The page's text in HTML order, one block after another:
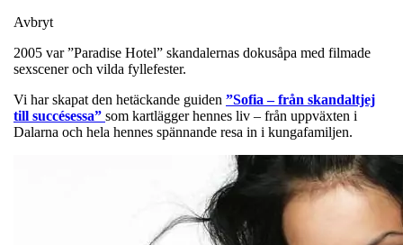
Avbryt
2005 var ”Paradise Hotel” skandalernas dokusåpa med filmade
sexscener och vilda fyllefester.
Vi har skapat den hetäckande guiden ”Sofia – från skandaltjej
till succésessa” som kartlägger hennes liv – från uppväxten i
Dalarna och hela hennes spännande resa in i kungafamiljen.